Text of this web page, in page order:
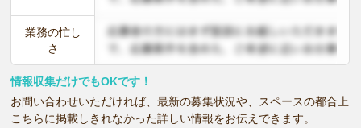
業務の忙し
さ
情報収集だけでもOKです！
お問い合わせいただければ、最新の募集状況や、スペースの都合上
こちらに掲載しきれなかった詳しい情報をお伝えできます。